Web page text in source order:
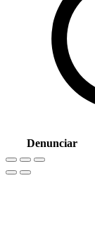
Denunciar